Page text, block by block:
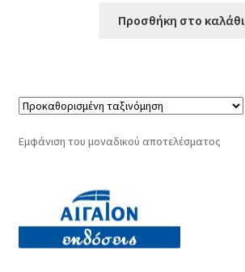
Προσθήκη στο καλάθι
Εμφάνιση του μοναδικού αποτελέσματος